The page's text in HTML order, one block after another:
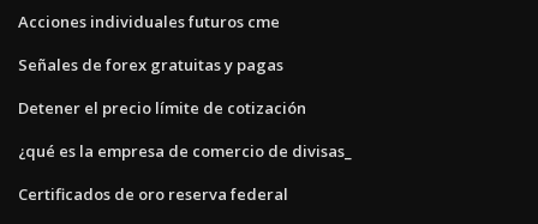
Acciones individuales futuros cme
Señales de forex gratuitas y pagas
Detener el precio límite de cotización
¿qué es la empresa de comercio de divisas_
Certificados de oro reserva federal